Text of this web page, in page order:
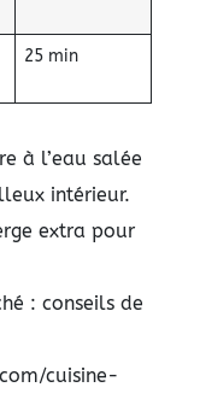
25 min
à l’eau salée
intérieur.
extra pour
: conseils de
cuisine-